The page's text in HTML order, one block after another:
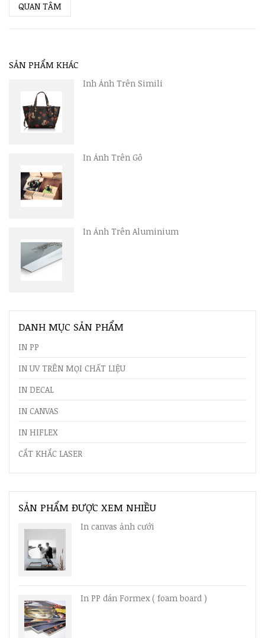
QUAN TÂM
SẢN PHẨM KHÁC
Inh Ảnh Trên Simili
In Ảnh Trên Gỗ
In Ảnh Trên Aluminium
DANH MỤC SẢN PHẨM
IN PP
IN UV TRÊN MỌI CHẤT LIỆU
IN DECAL
IN CANVAS
IN HIFLEX
CẮT KHẮC LASER
SẢN PHẨM ĐƯỢC XEM NHIỀU
In canvas ảnh cưới
In PP dán Formex ( foam board )